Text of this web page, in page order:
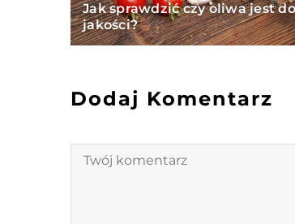
Jak sprawdzić czy oliwa jest
jakości?
Dodaj Komentarz